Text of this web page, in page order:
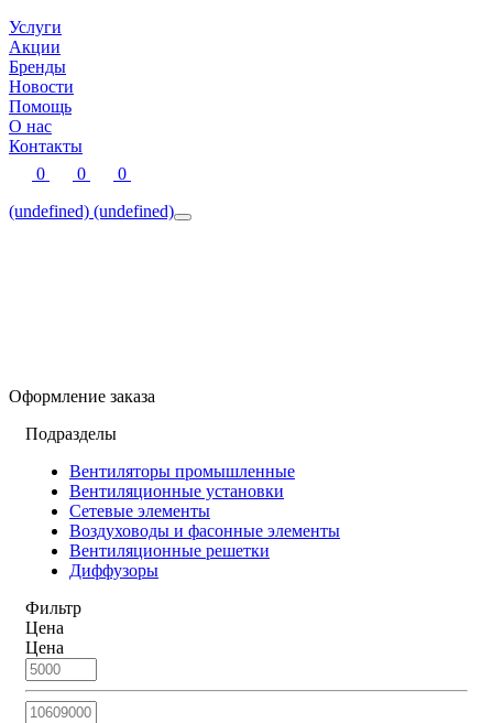
Услуги
Акции
Бренды
Новости
Помощь
О нас
Контакты
0
0
0
(undefined) (undefined)
Оформление заказа
Подразделы
Вентиляторы промышленные
Вентиляционные установки
Сетевые элементы
Воздуховоды и фасонные элементы
Вентиляционные решетки
Диффузоры
Фильтр
Цена
Цена